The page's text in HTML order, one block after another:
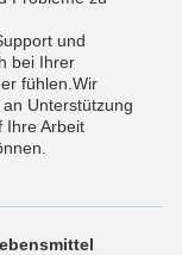
und
bei Ihrer
fühlen.Wir
Unterstützung
Ihre Arbeit